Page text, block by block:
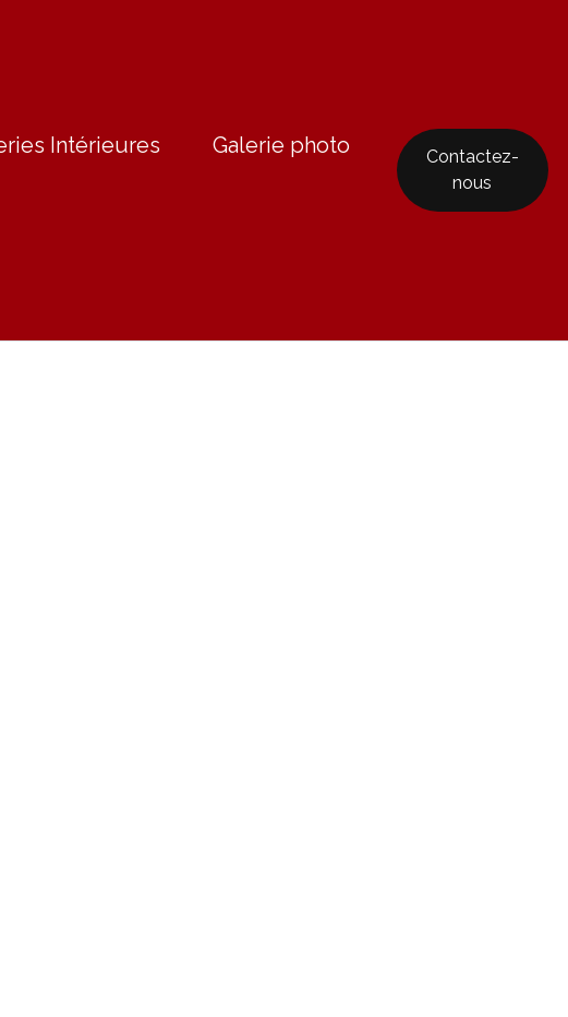
Intérieures
Galerie photo
Contactez-
nous